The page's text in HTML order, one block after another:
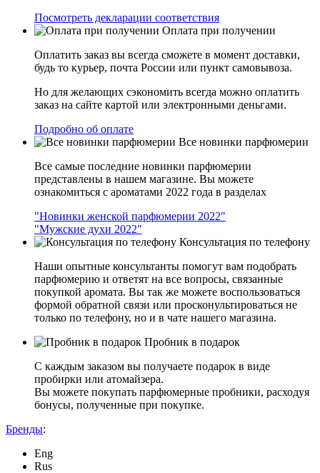
Посмотреть декларации соответствия
Оплата при получении
Оплатить заказ вы всегда сможете в момент доставки,
будь то курьер, почта России или пункт самовывоза.
Но для желающих сэкономить всегда можно оплатить
заказ на сайте картой или электронными деньгами.
Подробно об оплате
Все новинки парфюмерии
Все самые последние новинки парфюмерии
представлены в нашем магазине. Вы можете
ознакомиться с ароматами 2022 года в разделах
"Новинки женской парфюмерии 2022"
"Мужские духи 2022"
Консультация по телефону
Наши опытные консультанты помогут вам подобрать
парфюмерию и ответят на все вопросы, связанные
покупкой аромата. Вы так же можете воспользоваться
формой обратной связи или просконультироваться не
только по телефону, но и в чате нашего магазина.
Пробник в подарок
С каждым заказом вы получаете подарок в виде
пробирки или атомайзера.
Вы можете покупать парфюмерные пробники, расходуя
бонусы, полученные при покупке.
Бренды:
Eng
Rus